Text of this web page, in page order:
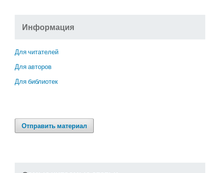
Информация
Для читателей
Для авторов
Для библиотек
Отправить материал